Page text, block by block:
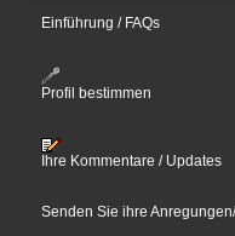
Einführung / FAQs
Profil bestimmen
Ihre Kommentare / Updates
Senden Sie ihre